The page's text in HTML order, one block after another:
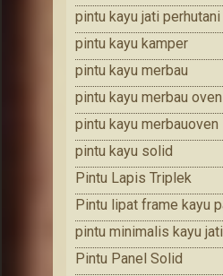
pintu kayu jati perhutani
pintu kayu kamper
pintu kayu merbau
pintu kayu merbau oven
pintu kayu merbauoven
pintu kayu solid
Pintu Lapis Triplek
Pintu lipat frame kayu
pintu minimalis kayu jati
Pintu Panel Solid